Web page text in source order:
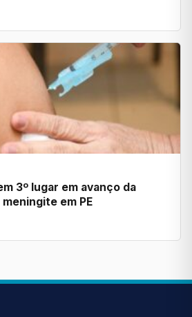
3º lugar em avanço da
em PE